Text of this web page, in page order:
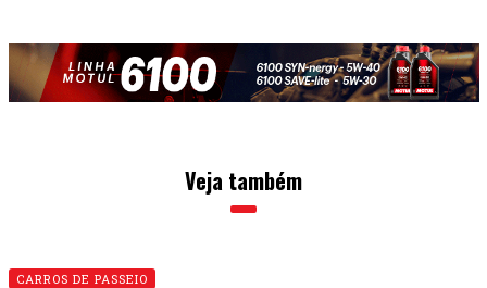
Veja também
CARROS DE PASSEIO